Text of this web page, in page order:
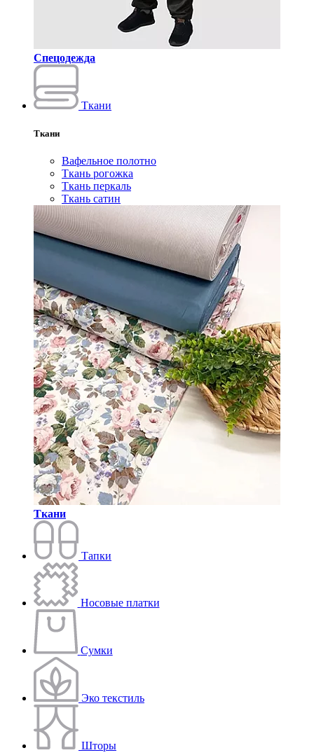
Спецодежда
Ткани
Ткани
Вафельное полотно
Ткань рогожка
Ткань перкаль
Ткань сатин
Ткани
Тапки
Носовые платки
Сумки
Эко текстиль
Шторы